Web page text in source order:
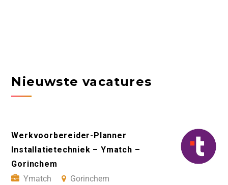
Nieuwste vacatures
Werkvoorbereider-Planner
Installatietechniek – Ymatch –
Gorinchem
Ymatch
Gorinchem